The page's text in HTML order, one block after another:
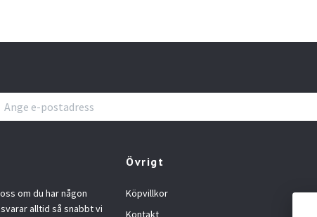
om du har någon
alltid så snabbt vi
Övrigt
Köpvillkor
Kontakt